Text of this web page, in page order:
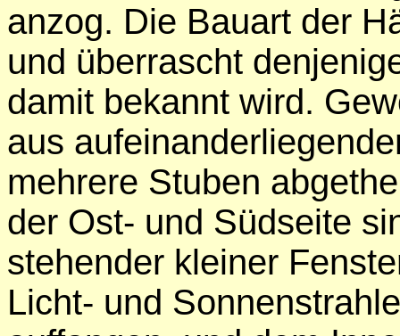
anzog. Die Bauart der
und überrascht
damit bekannt wird.
aus
mehrere Stuben
der Ost- und Südseite
stehender kleiner
Licht- und